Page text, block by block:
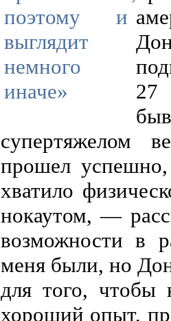
27
супертяжелом
прошел
хватило
нокаутом, —
возможности в
меня были, но
для того, чтобы
хороший опыт,